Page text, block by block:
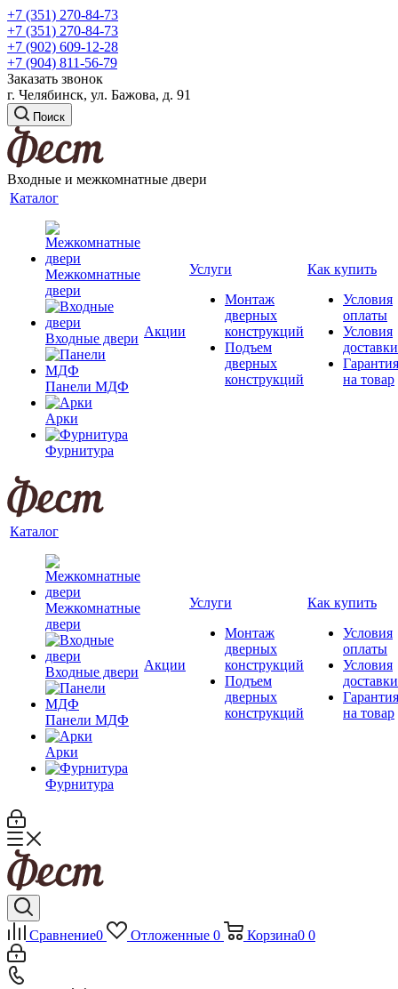
+7 (351) 270-84-73
+7 (351) 270-84-73
+7 (902) 609-12-28
+7 (904) 811-56-79
Заказать звонок
г. Челябинск, ул. Бажова, д. 91
Поиск
Входные и межкомнатные двери
Каталог
Межкомнатные
двери
Входные двери
Панели МДФ
Арки
Фурнитура
Акции
Услуги
Монтаж
дверных
конструкций
Подъем
дверных
конструкций
Как купить
Условия
оплаты
Условия
доставки
Гарантия
на товар
Каталог
Межкомнатные
двери
Входные двери
Панели МДФ
Арки
Фурнитура
Акции
Услуги
Монтаж
дверных
конструкций
Подъем
дверных
конструкций
Как купить
Условия
оплаты
Условия
доставки
Гарантия
на товар
Сравнение0 Отложенные 0 Корзина0 0